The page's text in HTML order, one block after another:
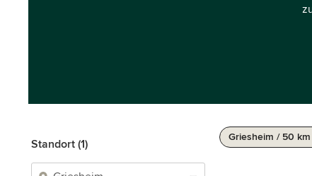
Standort (1)
Griesheim / 50 km